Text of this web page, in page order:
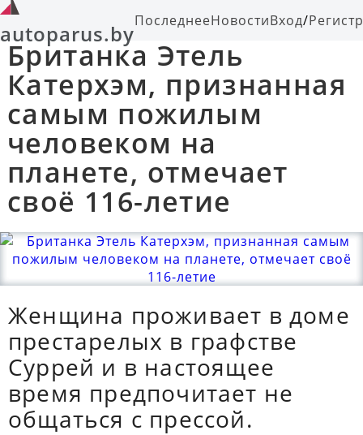
autoparus.byПоследнееНовостиВход/
Британка Этель
Катерхэм, признанная
самым пожилым
человеком на
планете, отмечает
своё 116-летие
Женщина проживает в доме
престарелых в графстве
Суррей и в настоящее
время предпочитает не
общаться с прессой.